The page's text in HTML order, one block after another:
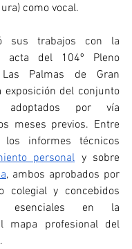
como vocal.
sus trabajos con la
acta del 104º Pleno
Palmas de Gran
exposición del conjunto
adoptados por vía
meses previos. Entre
los informes técnicos
personal
, ambos aprobados por
colegial y concebidos
esenciales en la
mapa profesional del